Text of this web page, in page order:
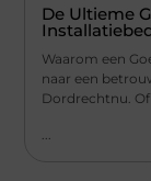
De Ultieme
Waarom een
naar een
Dordrechtnu.